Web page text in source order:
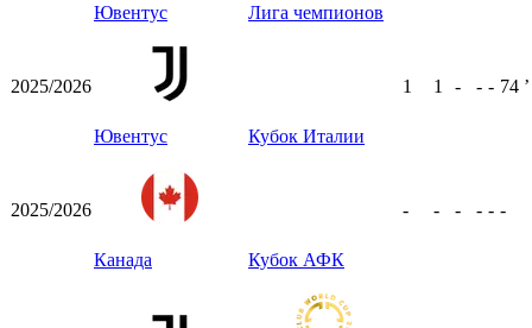
Ювентус Лига чемпионов
2025/2026
Ювентус Кубок Италии
1 1 - - - 74 ʼ
2025/2026
Канада Кубок АФК
- - - - - -